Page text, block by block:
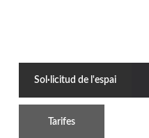
Sol·licitud de l'espai
Tarifes